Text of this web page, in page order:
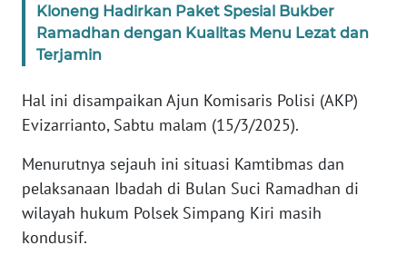
Kloneng Hadirkan Paket Spesial Bukber
Ramadhan dengan Kualitas Menu Lezat dan
Terjamin
Hal ini disampaikan Ajun Komisaris Polisi (AKP)
Evizarrianto, Sabtu malam (15/3/2025).
Menurutnya sejauh ini situasi Kamtibmas dan
pelaksanaan Ibadah di Bulan Suci Ramadhan di
wilayah hukum Polsek Simpang Kiri masih
kondusif.
WN
JAKARTA
JABAR
BANTEN
WN
NTT